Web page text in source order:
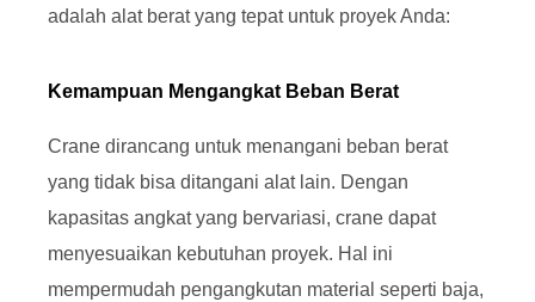
adalah alat berat yang tepat untuk proyek Anda:
Kemampuan Mengangkat Beban Berat
Crane dirancang untuk menangani beban berat
yang tidak bisa ditangani alat lain. Dengan
kapasitas angkat yang bervariasi, crane dapat
menyesuaikan kebutuhan proyek. Hal ini
mempermudah pengangkutan material seperti baja,